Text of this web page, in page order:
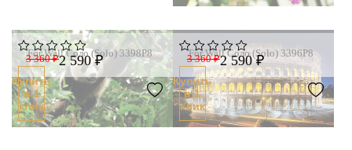
For Wall Соло (Solo) 3398P8
3 360 ₽2 590 ₽
Купить
в 1
клик
For Wall Соло (Solo) 3396P8
3 360 ₽2 590 ₽
Купить
в 1
клик